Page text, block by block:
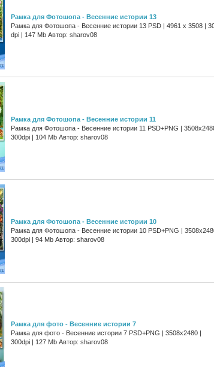
Рамка для Фотошопа - Весенние истории 13
Рамка для Фотошопа - Весенние истории 13 PSD | 4961 х 3508 |
dpi | 147 Mb Автор: sharov08
Рамка для Фотошопа - Весенние истории 11
Рамка для Фотошопа - Весенние истории 11 PSD+PNG |
300dpi | 104 Mb Автор: sharov08
Рамка для Фотошопа - Весенние истории 10
Рамка для Фотошопа - Весенние истории 10 PSD+PNG |
300dpi | 94 Mb Автор: sharov08
Рамка для фото - Весенние истории 7
Рамка для фото - Весенние истории 7 PSD+PNG | 3508x2480 |
300dpi | 127 Mb Автор: sharov08